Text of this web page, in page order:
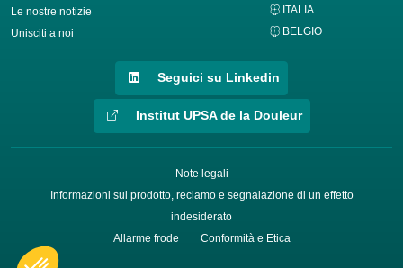
Le nostre notizie
Unisciti a noi
ITALIA
BELGIO
Seguici su Linkedin
Institut UPSA de la Douleur
Note legali
Informazioni sul prodotto, reclamo e segnalazione di un effetto
indesiderato
Allarme frode
Conformità e Etica